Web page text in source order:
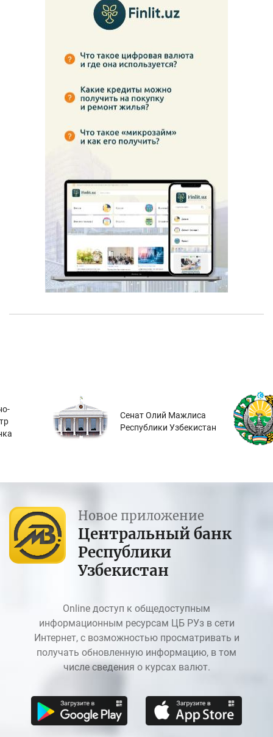
Сенат Олий Мажлиса
Республики Узбекистан
Новое приложение
Центральный банк
Республики
Узбекистан
Online доступ к общедоступным
информационным ресурсам ЦБ РУз в сети
Интернет, с возможностью просматривать и
получать обновленную информацию, в том
числе сведения о курсах валют.